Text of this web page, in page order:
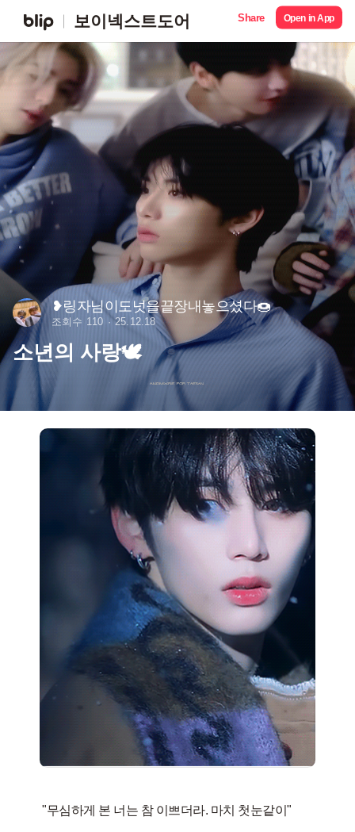
보이넥스트도어 Share Open in App
❥링자님이도넛을끝장내놓으셨다🍩
조회수 110 25.12.18
소년의 사랑🕊